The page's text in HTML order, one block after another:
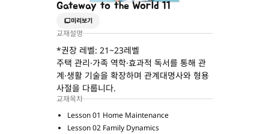
Gateway to the World 11
미리보기
교재설명
*권장 레벨: 21~23레벨
주택 관리·가족 역학·효과적 독서를 통해 관
계·생활 기술을 확장하며 관계대명사와 형용
사절을 다룹니다.
교재목차
Lesson 01 Home Maintenance
Lesson 02 Family Dynamics